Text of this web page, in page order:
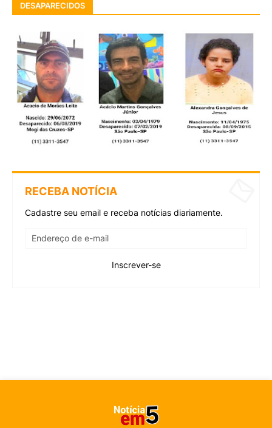
DESAPARECIDOS
RECEBA NOTÍCIA
Cadastre seu email e receba notícias diariamente.